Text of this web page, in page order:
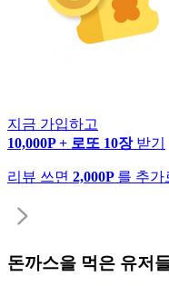
지금 가입하고
10,000P + 로또 10장 받기
리뷰 쓰면 2,000P 를 추가
돈까스을 먹은 유저